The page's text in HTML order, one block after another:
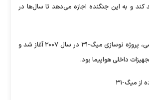
را تولید کند و به این جنگنده اجازه می‌دهد تا سال‌ها در
به گفته رسانه‌های روسی، پروژه نوسازی میگ-۳۱ در سال ۲۰۰۷ آغاز شد و
داخلی هواپیما بود.
از میگ-۳۱